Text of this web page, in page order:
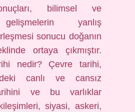
bilimsel ve
yanlış
sonucu doğanın
ortaya çıkmıştır.
nedir? Çevre tarihi,
canlı ve cansız
ve bu varlıklar
siyasi, askeri,